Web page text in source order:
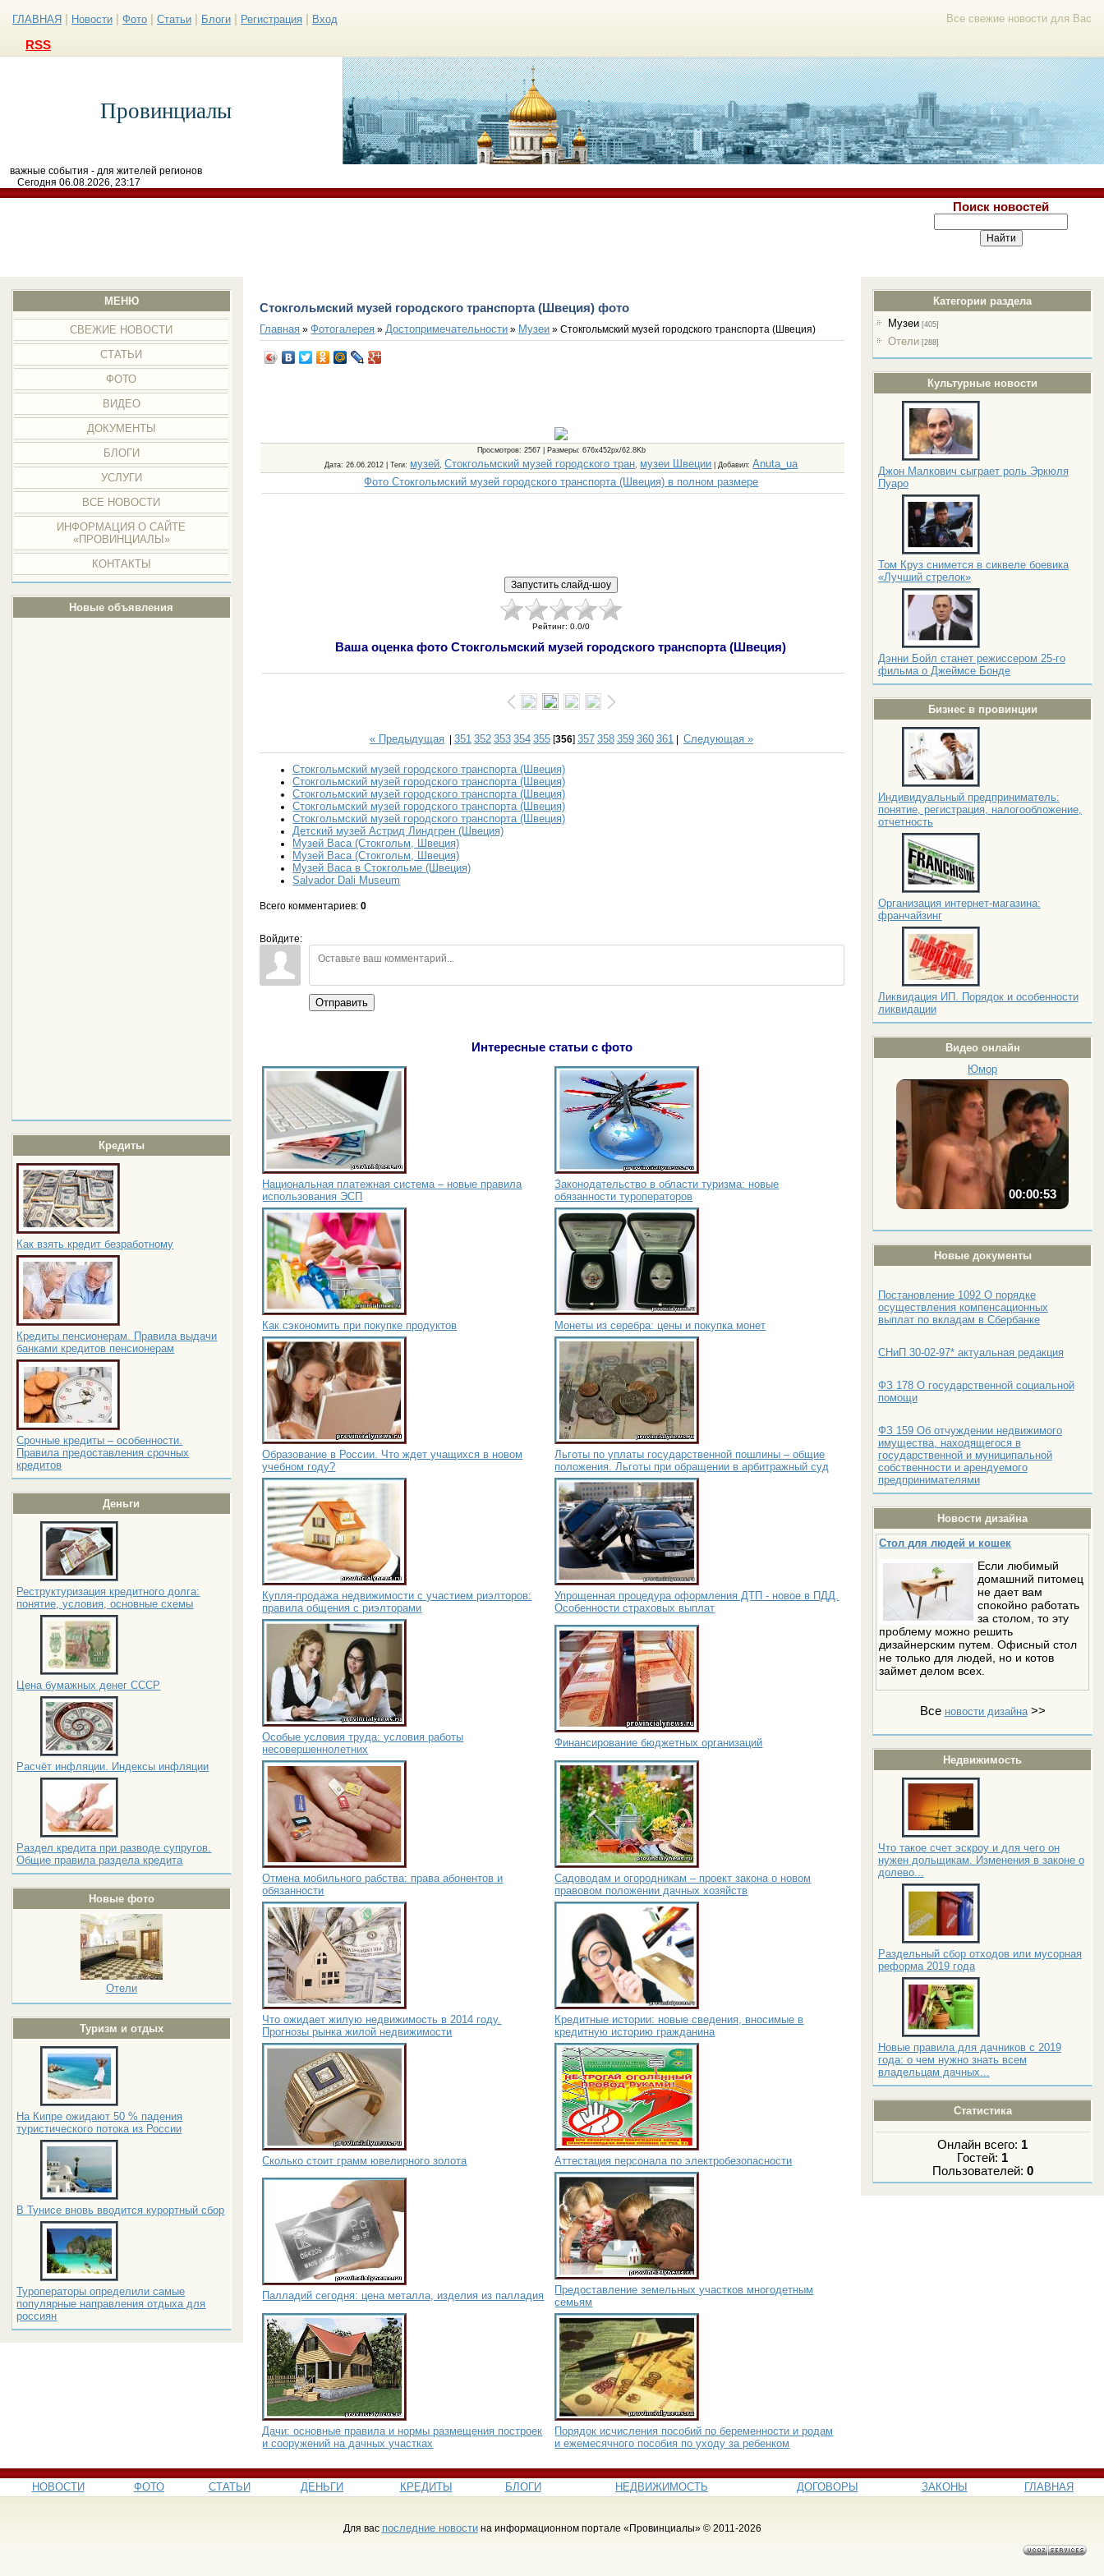
Все свежие новости для Вас
ГЛАВНАЯ Новости Фото Статьи Блоги Регистрация Вход
RSS
Провинциалы
важные события - для жителей регионов
Сегодня 06.08.2026, 23:17
Поиск новостей
МЕНЮ
СВЕЖИЕ НОВОСТИ
СТАТЬИ
ФОТО
ВИДЕО
ДОКУМЕНТЫ
БЛОГИ
УСЛУГИ
ВСЕ НОВОСТИ
ИНФОРМАЦИЯ О САЙТЕ
«ПРОВИНЦИАЛЫ»
КОНТАКТЫ
Новые объявления
Кредиты
Как взять кредит безработному
Кредиты пенсионерам. Правила выдачи
банками кредитов пенсионерам
Срочные кредиты – особенности.
Правила предоставления срочных
кредитов
Деньги
Реструктуризация кредитного долга:
понятие, условия, основные схемы
Цена бумажных денег СССР
Расчёт инфляции. Индексы инфляции
Раздел кредита при разводе супругов.
Общие правила раздела кредита
Новые фото
Отели
Туризм и отдых
На Кипре ожидают 50 % падения
туристического потока из России
В Тунисе вновь вводится курортный сбор
Туроператоры определили самые
популярные направления отдыха для
россиян
Категории раздела
Музеи [405]
Отели [288]
Культурные новости
Джон Малкович сыграет роль Эркюля
Пуаро
Том Круз снимется в сиквеле боевика
«Лучший стрелок»
Дэнни Бойл станет режиссером 25-го
фильма о Джеймсе Бонде
Бизнес в провинции
Индивидуальный предприниматель:
понятие, регистрация, налогообложение,
отчетность
Организация интернет-магазина:
франчайзинг
Ликвидация ИП. Порядок и особенности
ликвидации
Видео онлайн
Юмор
00:00:53
Новые документы
Постановление 1092 О порядке
осуществления компенсационных
выплат по вкладам в Сбербанке
СНиП 30-02-97* актуальная редакция
ФЗ 178 О государственной социальной
помощи
ФЗ 159 Об отчуждении недвижимого
имущества, находящегося в
государственной и муниципальной
собственности и арендуемого
предпринимателями
Новости дизайна
Стол для людей и кошек
Если любимый
домашний питомец
не дает вам
спокойно работать
за столом, то эту
проблему можно решить
дизайнерским путем. Офисный стол
не только для людей, но и котов
займет делом всех.
Все новости дизайна>>
Недвижимость
Что такое счет эскроу и для чего он
нужен дольщикам. Изменения в законе о
долево...
Раздельный сбор отходов или мусорная
реформа 2019 года
Новые правила для дачников с 2019
года: о чем нужно знать всем
владельцам дачных...
Статистика
Онлайн всего: 1
Гостей: 1
Пользователей: 0
Стокгольмский музей городского транспорта (Швеция) фото
Главная »Фотогалерея » Достопримечательности » Музеи » Стокгольмский музей городского транспорта (Швеция)
Просмотров: 2567 | Размеры: 676x452px/62.8Kb
Дата: 26.06.2012 |Теги: музей ,Стокгольмский музей городского тран музеи Швеции Добавил:Anuta_ua
Фото Стокгольмский музей городского транспорта (Швеция) в полном размере
Рейтинг: 0.0/0
Ваша оценка фото Стокгольмский музей городского транспорта (Швеция)
« Предыдущая| 351 352 353 354 355[356] 357 358 359 360 361 | Следующая »
Стокгольмский музей городского транспорта (Швеция)
Стокгольмский музей городского транспорта (Швеция)
Стокгольмский музей городского транспорта (Швеция)
Стокгольмский музей городского транспорта (Швеция)
Стокгольмский музей городского транспорта (Швеция)
Детский музей Астрид Линдгрен (Швеция)
Музей Васа (Стокгольм, Швеция)
Музей Васа (Стокгольм, Швеция)
Музей Васа в Стокгольме (Швеция)
Salvador Dali Museum
Всего комментариев:0
Войдите:
Отправить
Интересные статьи с фото
Национальная платежная система – новые правила
использования ЭСП
Законодательство в области туризма: новые
обязанности туроператоров
Как сэкономить при покупке продуктов Монеты из серебра: цены и покупка монет
Образование в России. Что ждет учащихся в новом
учебном году?
Льготы по уплаты государственной пошлины – общие
положения. Льготы при обращении в арбитражный суд
Купля-продажа недвижимости с участием риэлторов:
правила общения с риэлторами
Упрощенная процедура оформления ДТП - новое в ПДД.
Особенности страховых выплат
Особые условия труда: условия работы
несовершеннолетних
Финансирование бюджетных организаций
Отмена мобильного рабства: права абонентов и
обязанности
Садоводам и огородникам – проект закона о новом
правовом положении дачных хозяйств
Что ожидает жилую недвижимость в 2014 году.
Прогнозы рынка жилой недвижимости
Кредитные истории: новые сведения, вносимые в
кредитную историю гражданина
Сколько стоит грамм ювелирного золота Аттестация персонала по электробезопасности
Палладий сегодня: цена металла, изделия из палладия
Предоставление земельных участков многодетным
семьям
Дачи: основные правила и нормы размещения построек
и сооружений на дачных участках
Порядок исчисления пособий по беременности и родам
и ежемесячного пособия по уходу за ребенком
НОВОСТИ ФОТО СТАТЬИ ДЕНЬГИ КРЕДИТЫ БЛОГИ НЕДВИЖИМОСТЬ ДОГОВОРЫ ЗАКОНЫ ГЛАВНАЯ
Для вас последние новостина информационном портале «Провинциалы» © 2011-2026